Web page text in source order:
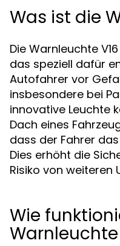
Was ist die
Die Warnleuchte
das speziell dafür
Autofahrer vor
insbesondere bei
innovative Leuchte
Dach eines
dass der Fahrer
Dies erhöht die
Risiko von weiteren
Wie
Warnleuchte